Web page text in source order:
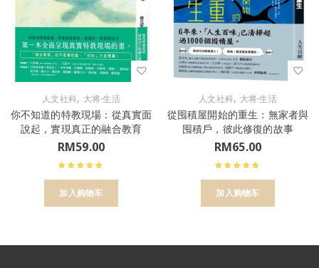
人文社科, 大将·生活
你不知道的特教現場：從真實面
說起，實現真正的融合教育
RM59.00
加入购物车
人文社科, 大将·生活
從囤積屋開始的重生：無家者與
囤積戶，彼此修復的故事
RM65.00
加入购物车